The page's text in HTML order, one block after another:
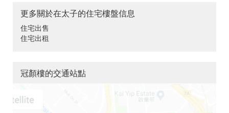
更多關於在太子的住宅樓盤信息
住宅出售
住宅出租
冠顏樓的交通站點